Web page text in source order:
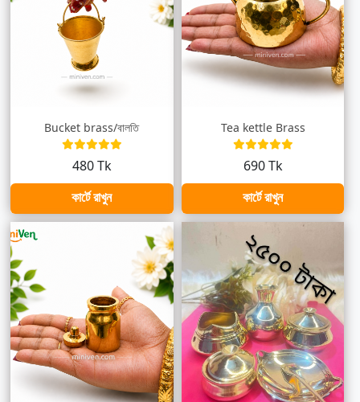
Bucket brass/বালতি
480 Tk
কার্টে রাখুন
Tea kettle Brass
690 Tk
কার্টে রাখুন